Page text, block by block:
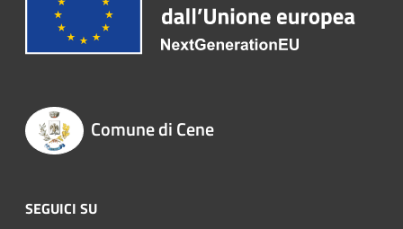
Comune di Cene
SEGUICI SU